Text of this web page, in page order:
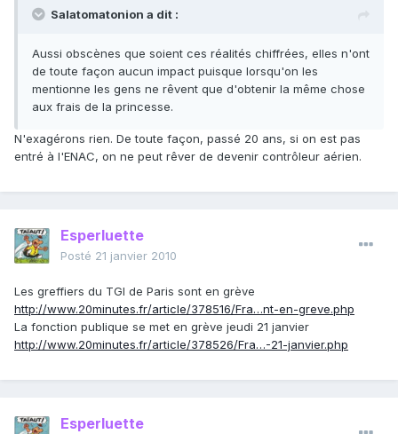
Salatomatonion a dit :
Aussi obscènes que soient ces réalités chiffrées, elles n'ont
de toute façon aucun impact puisque lorsqu'on les
mentionne les gens ne rêvent que d'obtenir la même chose
aux frais de la princesse.
N'exagérons rien. De toute façon, passé 20 ans, si on est pas
entré à l'ENAC, on ne peut rêver de devenir contrôleur aérien.
Esperluette
Posté 21 janvier 2010
Les greffiers du TGI de Paris sont en grève
http://www.20minutes.fr/article/378516/Fra…nt-en-greve.php
La fonction publique se met en grève jeudi 21 janvier
http://www.20minutes.fr/article/378526/Fra…-21-janvier.php
Esperluette